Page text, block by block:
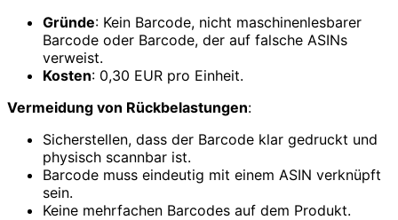
Gründe: Kein Barcode, nicht maschinenlesbarer
Barcode oder Barcode, der auf falsche ASINs
verweist.
Kosten: 0,30 EUR pro Einheit.
Vermeidung von Rückbelastungen:
Sicherstellen, dass der Barcode klar gedruckt und
physisch scannbar ist.
Barcode muss eindeutig mit einem ASIN verknüpft
sein.
Keine mehrfachen Barcodes auf dem Produkt.